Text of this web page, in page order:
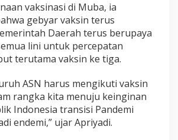
vaksinasi di Muba, ia
gebyar vaksin terus
Daerah terus berupaya
lini untuk percepatan
terutama vaksin ke tiga.
ASN harus mengikuti vaksin
rangka kita menuju keinginan
Indonesia transisi Pandemi
endemi,” ujar Apriyadi.